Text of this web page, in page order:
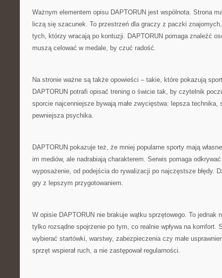
Ważnym elementem opisu DAPTORUN jest wspólnota. Strona
liczą się szacunek. To przestrzeń dla graczy z paczki
tych, którzy wracają po kontuzji. DAPTORUN pomaga znaleźć
muszą celować w medale, by czuć radość.
Na stronie ważne są także opowieści – takie, które pokazują
DAPTORUN potrafi opisać trening o świcie tak, by czytelnik
sporcie najcenniejsze bywają małe zwycięstwa: lepsza technika,
pewniejsza psychika.
DAPTORUN pokazuje też, że mniej popularne sporty mają
im mediów, ale nadrabiają charakterem. Serwis pomaga
wyposażenie, od podejścia do rywalizacji po najczęstsze błędy.
gry z lepszym przygotowaniem.
W opisie DAPTORUN nie brakuje wątku sprzętowego. To jednak
tylko rozsądne spojrzenie po tym, co realnie wpływa na komfort.
wybierać startówki, warstwy, zabezpieczenia czy małe
sprzęt wspierał ruch, a nie zastępował regularności.